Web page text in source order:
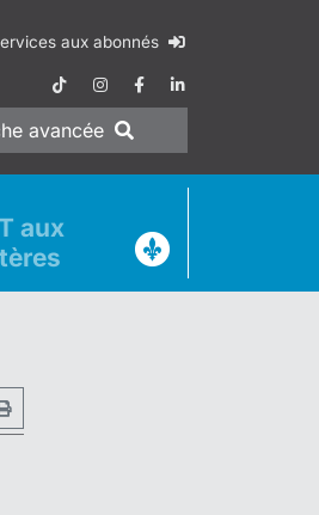
aux abonnés
avancée
aux